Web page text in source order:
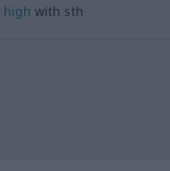
high with sth